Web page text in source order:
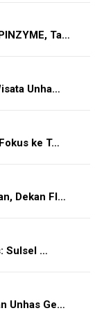
Ta…
Unha…
ke T…
Dekan FI…
Sulsel …
Unhas Ge…